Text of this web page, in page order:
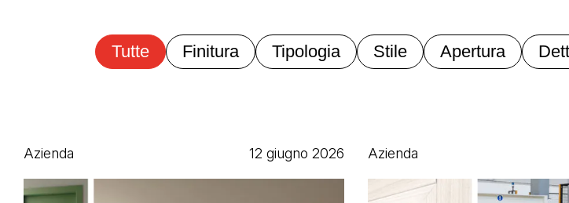
Tutte Finitura Tipologia Stile Apertura
Azienda 12 giugno 2026 Azienda